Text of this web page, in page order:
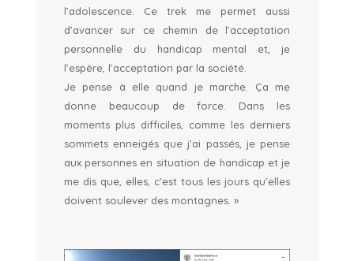
l’adolescence. Ce trek me permet aussi
d’avancer sur ce chemin de l’acceptation
personnelle du handicap mental et, je
l’espère, l’acceptation par la société.
Je pense à elle quand je marche. Ça me
donne beaucoup de force. Dans les
moments plus difficiles, comme les derniers
sommets enneigés que j’ai passés, je pense
aux personnes en situation de handicap et je
me dis que, elles, c’est tous les jours qu’elles
doivent soulever des montagnes. »